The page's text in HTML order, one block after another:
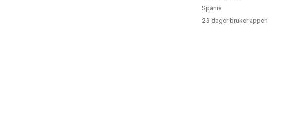
Spania
23 dager bruker appen